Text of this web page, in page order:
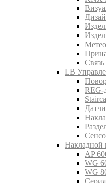
LB
Накладной
AP
WG
WG